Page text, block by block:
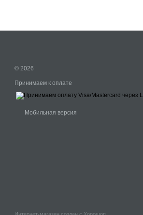
© 2026
Принимаем к оплате
Мобильная версия